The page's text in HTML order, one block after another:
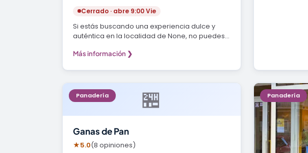
Cerrado · abre 9:00 Vie
Si estás buscando una experiencia dulce y
auténtica en la localidad de None, no puedes
Más información ❯
🏪
Panadería
Ganas de Pan
★5.0(8 opiniones)
Panadería